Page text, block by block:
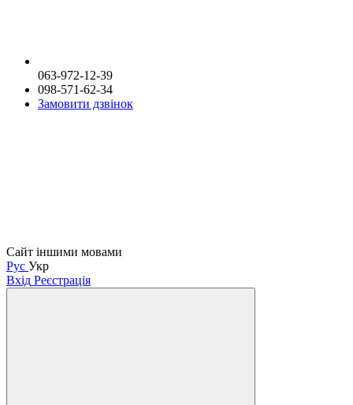
063-972-12-39
098-571-62-34
Замовити дзвінок
Сайт іншими мовами
Рус Укр
Вхід Реєстрація